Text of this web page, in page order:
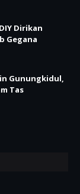
Dirikan
Gegana
Gunungkidul,
Tas